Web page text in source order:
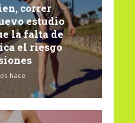
correr
estudio
la falta de
el riesgo
hace